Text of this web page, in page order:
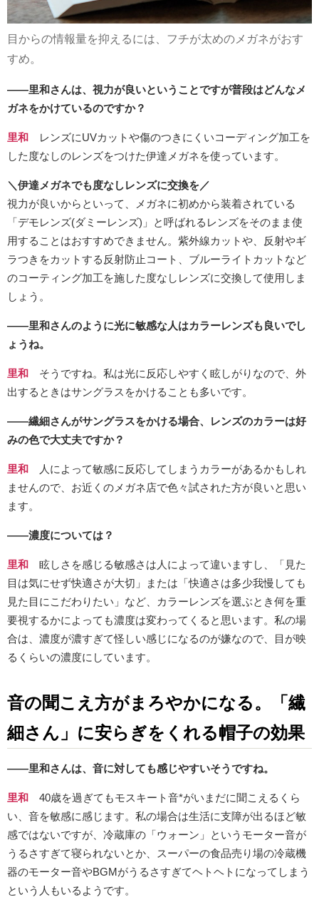
目からの情報量を抑えるには、フチが太めのメガネがおす
すめ。
――里和さんは、視力が良いということですが普段はどんなメ
ガネをかけているのですか？
里和 レンズにUVカットや傷のつきにくいコーディング加工を
した度なしのレンズをつけた伊達メガネを使っています。
＼伊達メガネでも度なしレンズに交換を／
視力が良いからといって、メガネに初めから装着されている
「デモレンズ(ダミーレンズ)」と呼ばれるレンズをそのまま使
用することはおすすめできません。紫外線カットや、反射やギ
ラつきをカットする反射防止コート、ブルーライトカットなど
のコーティング加工を施した度なしレンズに交換して使用しま
しょう。
――里和さんのように光に敏感な人はカラーレンズも良いでし
ょうね。
里和 そうですね。私は光に反応しやすく眩しがりなので、外
出するときはサングラスをかけることも多いです。
――繊細さんがサングラスをかける場合、レンズのカラーは好
みの色で大丈夫ですか？
里和 人によって敏感に反応してしまうカラーがあるかもしれ
ませんので、お近くのメガネ店で色々試された方が良いと思い
ます。
――濃度については？
里和 眩しさを感じる敏感さは人によって違いますし、「見た
目は気にせず快適さが大切」または「快適さは多少我慢しても
見た目にこだわりたい」など、カラーレンズを選ぶとき何を重
要視するかによっても濃度は変わってくると思います。私の場
合は、濃度が濃すぎて怪しい感じになるのが嫌なので、目が映
るくらいの濃度にしています。
音の聞こえ方がまろやかになる。「繊
細さん」に安らぎをくれる帽子の効果
――里和さんは、音に対しても感じやすいそうですね。
里和 40歳を過ぎてもモスキート音*がいまだに聞こえるくら
い、音を敏感に感じます。私の場合は生活に支障が出るほど敏
感ではないですが、冷蔵庫の「ウォーン」というモーター音が
うるさすぎて寝られないとか、スーパーの食品売り場の冷蔵機
器のモーター音やBGMがうるさすぎてヘトヘトになってしまう
という人もいるようです。